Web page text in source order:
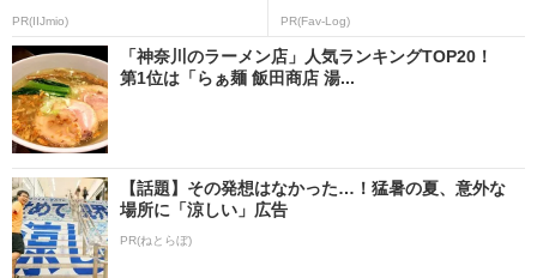
PR(IIJmio) PR(Fav-Log)
「神奈川のラーメン店」人気ランキングTOP20！
第1位は「らぁ麺 飯田商店 湯...
【話題】その発想はなかった…！猛暑の夏、意外な
場所に「涼しい」広告
PR(ねとらぼ)